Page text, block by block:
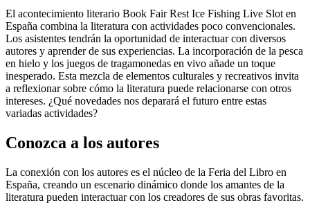
El acontecimiento literario Book Fair Rest Ice Fishing Live Slot en
España combina la literatura con actividades poco convencionales.
Los asistentes tendrán la oportunidad de interactuar con diversos
autores y aprender de sus experiencias. La incorporación de la pesca
en hielo y los juegos de tragamonedas en vivo añade un toque
inesperado. Esta mezcla de elementos culturales y recreativos invita
a reflexionar sobre cómo la literatura puede relacionarse con otros
intereses. ¿Qué novedades nos deparará el futuro entre estas
variadas actividades?
Conozca a los autores
La conexión con los autores es el núcleo de la Feria del Libro en
España, creando un escenario dinámico donde los amantes de la
literatura pueden interactuar con los creadores de sus obras favoritas.